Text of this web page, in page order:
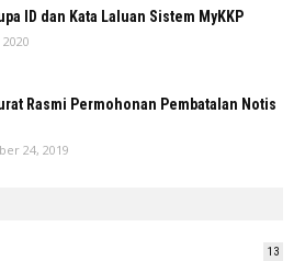
ID dan Kata Laluan Sistem MyKKP
Rasmi Permohonan Pembatalan Notis
24, 2019
13